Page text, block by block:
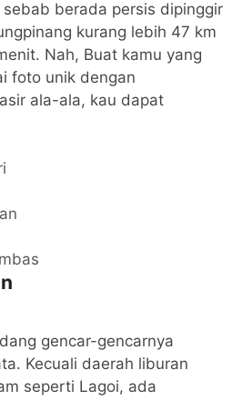
berada persis dipinggir
kurang lebih 47 km
Nah, Buat kamu yang
foto unik dengan
ala-ala, kau dapat
gencar-gencarnya
Kecuali daerah liburan
seperti Lagoi, ada